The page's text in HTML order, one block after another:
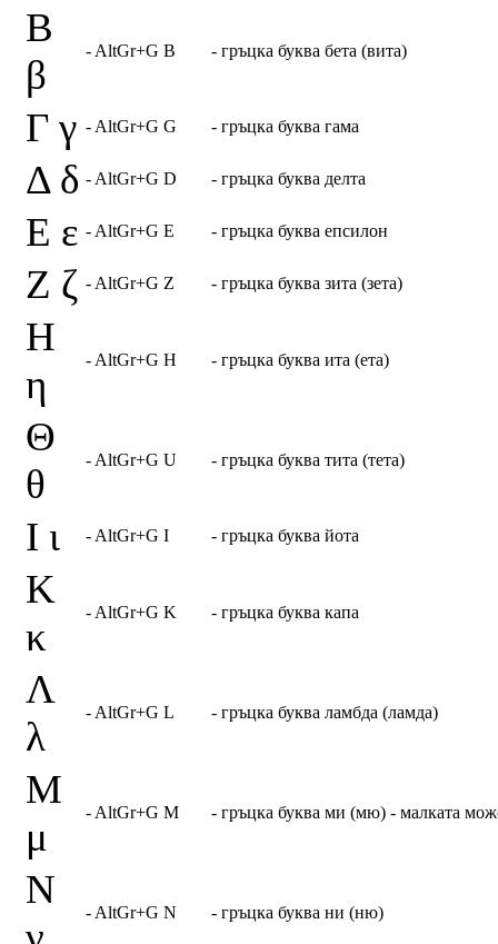
Β
β
- AltGr+G B - гръцка буква бета (вита)
Γ γ - AltGr+G G - гръцка буква гама
Δ δ - AltGr+G D - гръцка буква делта
Ε ε - AltGr+G E - гръцка буква епсилон
Ζ ζ - AltGr+G Z - гръцка буква зита (зета)
Η
η
- AltGr+G H - гръцка буква ита (ета)
Θ
θ
- AltGr+G U - гръцка буква тита (тета)
Ι ι - AltGr+G I - гръцка буква йота
Κ
κ
- AltGr+G K - гръцка буква капа
Λ
λ
- AltGr+G L - гръцка буква ламбда (ламда)
Μ
μ
- AltGr+G M - гръцка буква ми (мю) - малката
Ν
- AltGr+G N - гръцка буква ни (ню)